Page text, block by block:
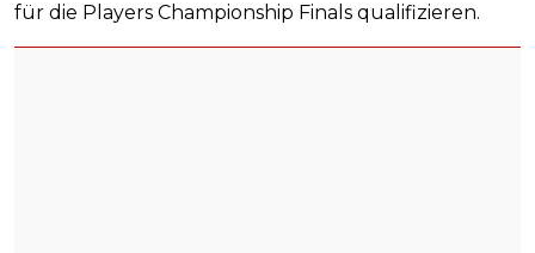
für die Players Championship Finals qualifizieren.